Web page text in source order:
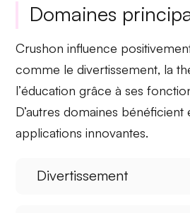
Domaines
Crushon influence
comme ledivertissement, la
l’éducation grâce à ses
D’autres domaines
applications innovantes.
Divertissement